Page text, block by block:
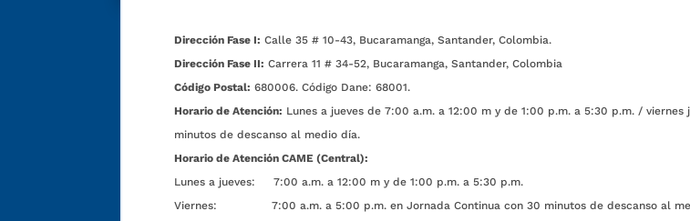
Dirección Fase I: Calle 35 # 10-43, Bucaramanga, Santander, Colombia.
Dirección Fase II: Carrera 11 # 34-52, Bucaramanga, Santander, Colombia
Código Postal: 680006. Código Dane: 68001.
Horario de Atención: Lunes a jueves de 7:00 a.m. a 12:00 m y de 1:00 p.m. a 5:30 p.m. /
minutos de descanso al medio día.
Horario de Atención CAME (Central):
Lunes a jueves: 7:00 a.m. a 12:00 m y de 1:00 p.m. a 5:30 p.m.
Viernes: 7:00 a.m. a 5:00 p.m. en Jornada Continua con 30 minutos de descanso al